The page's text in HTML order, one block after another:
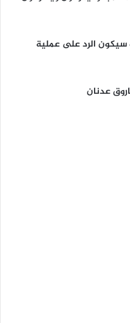
الرد على عملية
عدنان